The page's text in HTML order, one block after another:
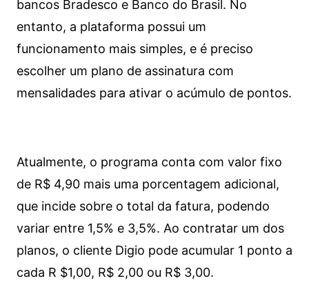
bancos Bradesco e Banco do Brasil. No
entanto, a plataforma possui um
funcionamento mais simples, e é preciso
escolher um plano de assinatura com
mensalidades para ativar o acúmulo de pontos.
Atualmente, o programa conta com valor fixo
de R$ 4,90 mais uma porcentagem adicional,
que incide sobre o total da fatura, podendo
variar entre 1,5% e 3,5%. Ao contratar um dos
planos, o cliente Digio pode acumular 1 ponto a
cada R $1,00, R$ 2,00 ou R$ 3,00.